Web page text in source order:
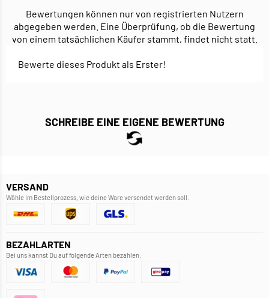
Bewertungen können nur von registrierten Nutzern
abgegeben werden. Eine Überprüfung, ob die Bewertung
von einem tatsächlichen Käufer stammt, findet nicht statt.
Bewerte dieses Produkt als Erster!
SCHREIBE EINE EIGENE BEWERTUNG
VERSAND
Wähle im Bestellprozess, wie deine Ware versendet werden soll.
BEZAHLARTEN
Bei uns kannst Du auf folgende Arten bezahlen.